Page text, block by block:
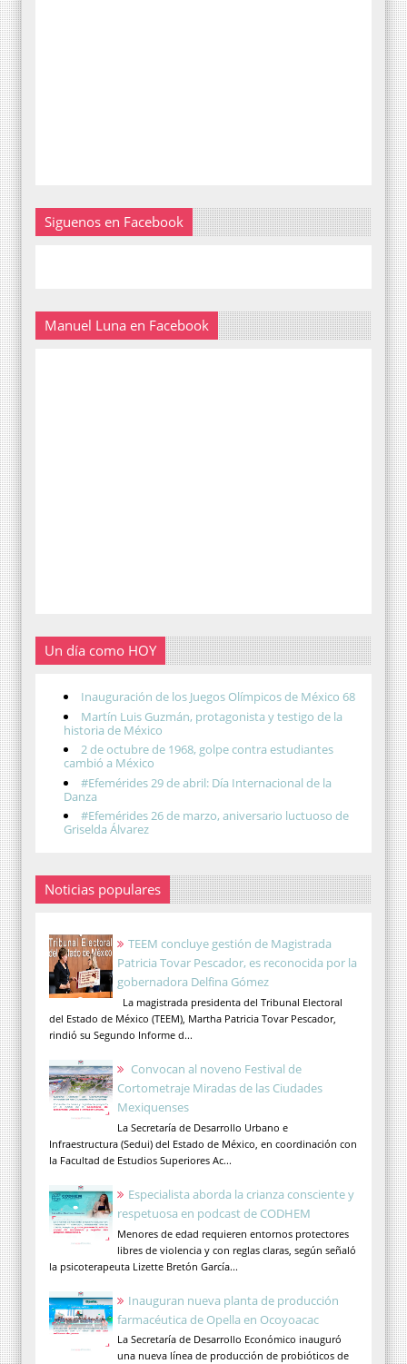
Siguenos en Facebook
Manuel Luna en Facebook
Un día como HOY
Inauguración de los Juegos Olímpicos de México 68
Martín Luis Guzmán, protagonista y testigo de la
historia de México
2 de octubre de 1968, golpe contra estudiantes
cambió a México
#Efemérides 29 de abril: Día Internacional de la
Danza
#Efemérides 26 de marzo, aniversario luctuoso de
Griselda Álvarez
Noticias populares
TEEM concluye gestión de Magistrada
Patricia Tovar Pescador, es reconocida por la
gobernadora Delfina Gómez
La magistrada presidenta del Tribunal Electoral
del Estado de México (TEEM), Martha Patricia Tovar Pescador,
rindió su Segundo Informe d...
Convocan al noveno Festival de
Cortometraje Miradas de las Ciudades
Mexiquenses
La Secretaría de Desarrollo Urbano e
Infraestructura (Sedui) del Estado de México, en coordinación con
la Facultad de Estudios Superiores Ac...
Especialista aborda la crianza consciente y
respetuosa en podcast de CODHEM
Menores de edad requieren entornos protectores
libres de violencia y con reglas claras, según señaló
la psicoterapeuta Lizette Bretón García...
Inauguran nueva planta de producción
farmacéutica de Opella en Ocoyoacac
La Secretaría de Desarrollo Económico inauguró
una nueva línea de producción de probióticos de